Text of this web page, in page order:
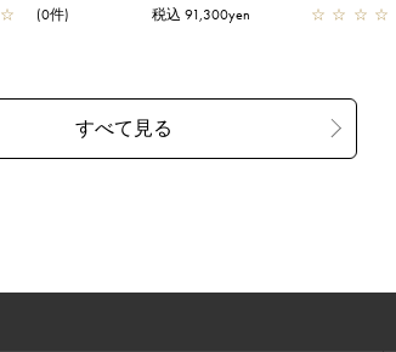
☆ (0件) 税込 91,300yen ☆ ☆ ☆ ☆